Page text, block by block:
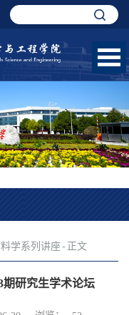
学系列讲座- 正文
期研究生学术论坛